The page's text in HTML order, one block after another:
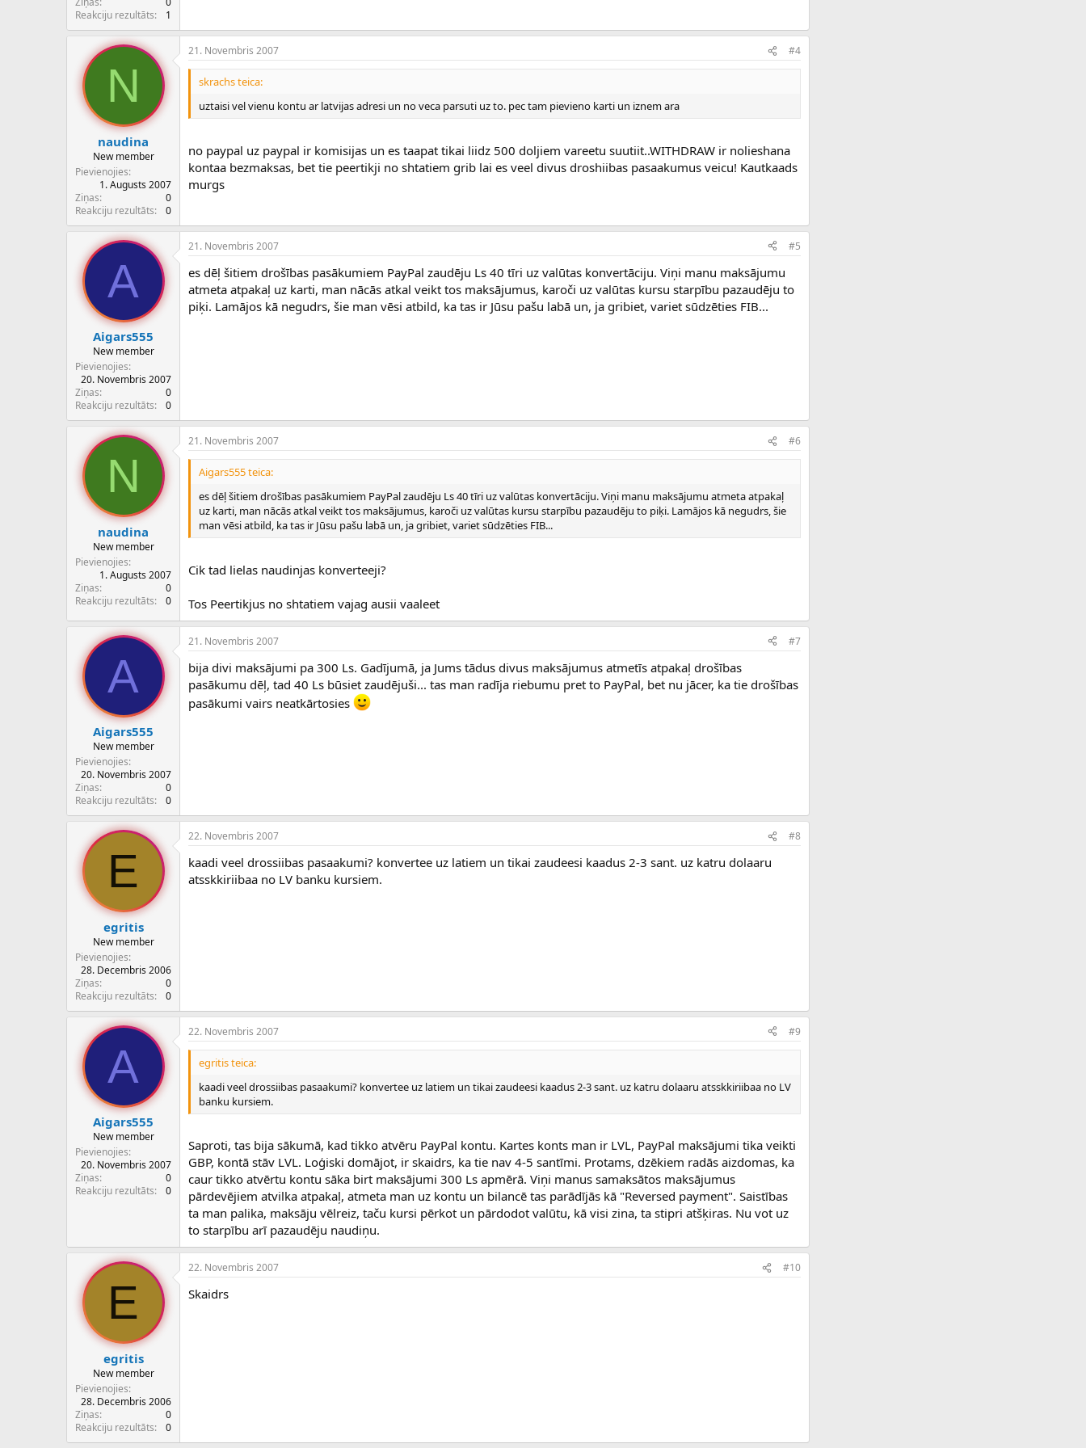
Reakciju rezultāts
1
N
naudina
New member
Pievienojies
1. Augusts 2007
Ziņas
0
Reakciju rezultāts
0
21. Novembris 2007 #4
skrachs teica:
uztaisi vel vienu kontu ar latvijas adresi un no veca parsuti uz to. pec tam pievieno karti un iznem ara
no paypal uz paypal ir komisijas un es taapat tikai liidz 500 doljiem vareetu suutiit..WITHDRAW ir nolieshana
kontaa bezmaksas, bet tie peertikji no shtatiem grib lai es veel divus droshiibas pasaakumus veicu! Kautkaads
murgs
A
Aigars555
New member
Pievienojies
20. Novembris 2007
Ziņas
0
Reakciju rezultāts
0
21. Novembris 2007 #5
es dēļ šitiem drošības pasākumiem PayPal zaudēju Ls 40 tīri uz valūtas konvertāciju. Viņi manu maksājumu
atmeta atpakaļ uz karti, man nācās atkal veikt tos maksājumus, karoči uz valūtas kursu starpību pazaudēju to
piķi. Lamājos kā negudrs, šie man vēsi atbild, ka tas ir Jūsu pašu labā un, ja gribiet, variet sūdzēties FIB...
N
naudina
New member
Pievienojies
1. Augusts 2007
Ziņas
0
Reakciju rezultāts
0
21. Novembris 2007 #6
Aigars555 teica:
es dēļ šitiem drošības pasākumiem PayPal zaudēju Ls 40 tīri uz valūtas konvertāciju. Viņi manu maksājumu atmeta atpakaļ
uz karti, man nācās atkal veikt tos maksājumus, karoči uz valūtas kursu starpību pazaudēju to piķi. Lamājos kā negudrs, šie
man vēsi atbild, ka tas ir Jūsu pašu labā un, ja gribiet, variet sūdzēties FIB...
Cik tad lielas naudinjas konverteeji?
Tos Peertikjus no shtatiem vajag ausii vaaleet
A
Aigars555
New member
Pievienojies
20. Novembris 2007
Ziņas
0
Reakciju rezultāts
0
21. Novembris 2007 #7
bija divi maksājumi pa 300 Ls. Gadījumā, ja Jums tādus divus maksājumus atmetīs atpakaļ drošības
pasākumu dēļ, tad 40 Ls būsiet zaudējuši... tas man radīja riebumu pret to PayPal, bet nu jācer, ka tie drošības
pasākumi vairs neatkārtosies
E
egritis
New member
Pievienojies
28. Decembris 2006
Ziņas
0
Reakciju rezultāts
0
22. Novembris 2007 #8
kaadi veel drossiibas pasaakumi? konvertee uz latiem un tikai zaudeesi kaadus 2-3 sant. uz katru dolaaru
atsskkiriibaa no LV banku kursiem.
A
Aigars555
New member
Pievienojies
20. Novembris 2007
Ziņas
0
Reakciju rezultāts
0
22. Novembris 2007 #9
egritis teica:
kaadi veel drossiibas pasaakumi? konvertee uz latiem un tikai zaudeesi kaadus 2-3 sant. uz katru dolaaru atsskkiriibaa no LV
banku kursiem.
Saproti, tas bija sākumā, kad tikko atvēru PayPal kontu. Kartes konts man ir LVL, PayPal maksājumi tika veikti
GBP, kontā stāv LVL. Loģiski domājot, ir skaidrs, ka tie nav 4-5 santīmi. Protams, dzēkiem radās aizdomas, ka
caur tikko atvērtu kontu sāka birt maksājumi 300 Ls apmērā. Viņi manus samaksātos maksājumus
pārdevējiem atvilka atpakaļ, atmeta man uz kontu un bilancē tas parādījās kā "Reversed payment". Saistības
ta man palika, maksāju vēlreiz, taču kursi pērkot un pārdodot valūtu, kā visi zina, ta stipri atšķiras. Nu vot uz
to starpību arī pazaudēju naudiņu.
E
egritis
New member
Pievienojies
28. Decembris 2006
Ziņas
0
Reakciju rezultāts
0
22. Novembris 2007 #10
Skaidrs